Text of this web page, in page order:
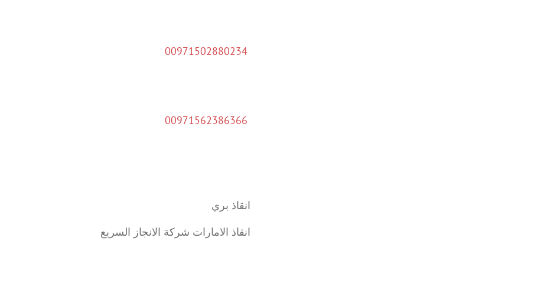
انقاذ بري
انقاذ الامارات شركة الانجاز السريع